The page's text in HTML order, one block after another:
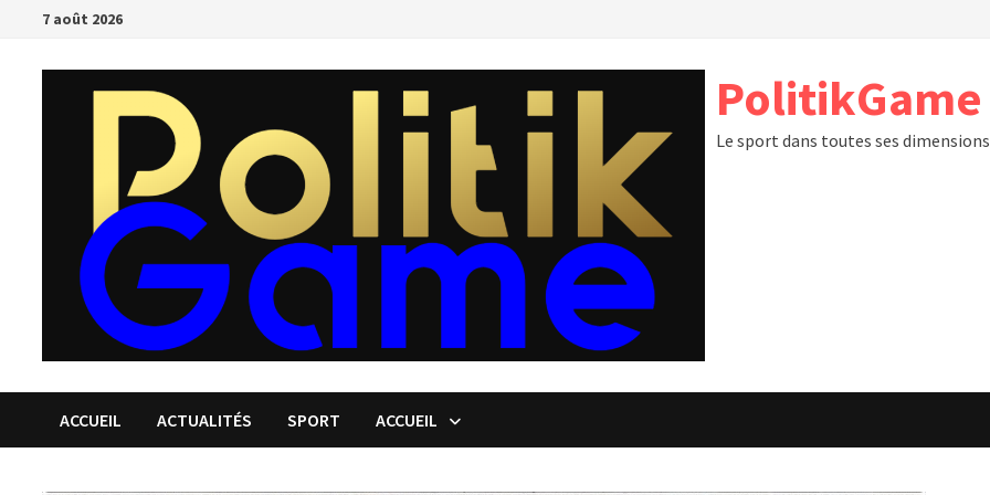
Passer
contenu
7 août 2026
PolitikGame
Le sport dans toutes ses dimensions
ACCUEIL ACTUALITÉS SPORT ACCUEIL